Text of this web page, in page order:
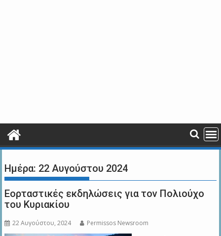
Ημέρα: 22 Αυγούστου 2024
Εορταστικές εκδηλώσεις για τον Πολιούχο
του Κυριακίου
22 Αυγούστου, 2024 Permissos Newsroom